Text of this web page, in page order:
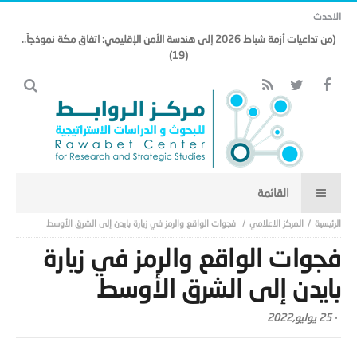
الاحدث
(من تداعيات أزمة شباط 2026 إلى هندسة الأمن الإقليمي: اتفاق مكة نموذجاً..
(19)
المركز الاعلامي فجوات الواقع والرمز في زيارة بايدن إلى الشرق الأوسط
فجوات الواقع والرمز في زيارة
بايدن إلى الشرق الأوسط
-25 يوليو,2022